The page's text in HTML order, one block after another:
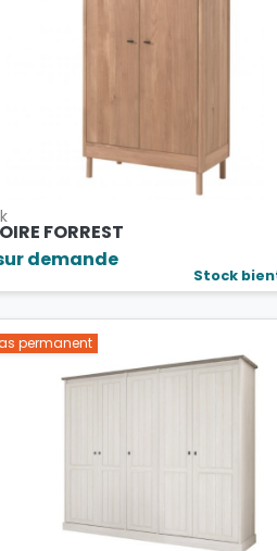
FORREST
demande
Stock
permanent